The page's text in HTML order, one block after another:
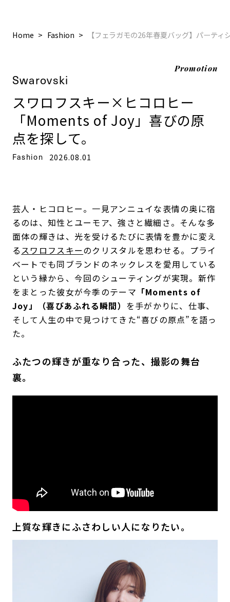
Home Fashion 【フェラガモの26年春夏バッグ】パーティ
Promotion
Swarovski
スワロフスキー×ヒコロヒー
「Moments of Joy」喜びの原
点を探して。
Fashion 2026.08.01
芸人・ヒコロヒー。一見アンニュイな表情の奥に宿
るのは、知性とユーモア、強さと繊細さ。そんな多
面体の輝きは、光を受けるたびに表情を豊かに変え
るスワロフスキーのクリスタルを思わせる。プライ
ベートでも同ブランドのネックレスを愛用している
という縁から、今回のシューティングが実現。新作
をまとった彼女が今季のテーマ 「Moments of
Joy」（喜びあふれる瞬間） を手がかりに、仕事、
そして人生の中で見つけてきた“喜びの原点”を語っ
た。
ふたつの輝きが重なり合った、撮影の舞台
裏。
上質な輝きにふさわしい人になりたい。